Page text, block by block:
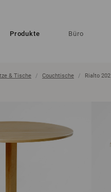
Produkte Büro
& Tische Couchtische Rialto 202